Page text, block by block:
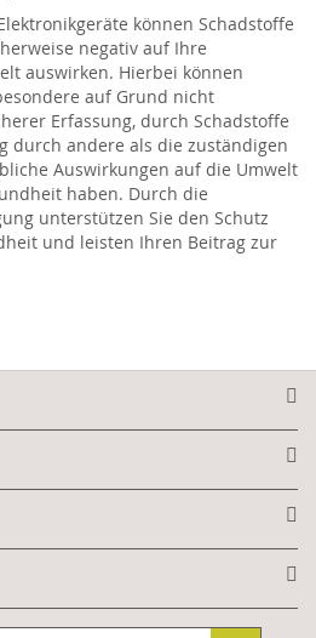
können Schadstoffe
negativ auf Ihre
auswirken. Hierbei können
auf Grund nicht
Erfassung, durch Schadstoffe
durch andere als die zuständigen
Auswirkungen auf die Umwelt
haben. Durch die
unterstützen Sie den Schutz
und leisten Ihren Beitrag zur